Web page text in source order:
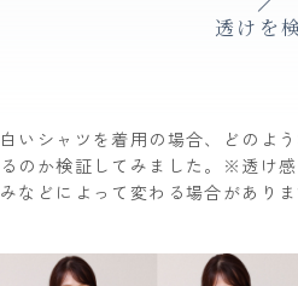
透けを
白いシャツを着用の場合、どのよ
るのか検証してみました。※透け
みなどによって変わる場合がありま